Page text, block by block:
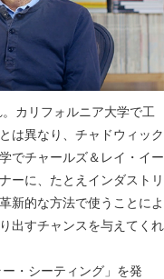
カリフォルニア大学で工
は異なり、チャドウィック
でチャールズ＆レイ・イー
ーに、たとえインダストリ
新的な方法で使うことによ
出すチャンスを与えてくれ
・シーティング」を発